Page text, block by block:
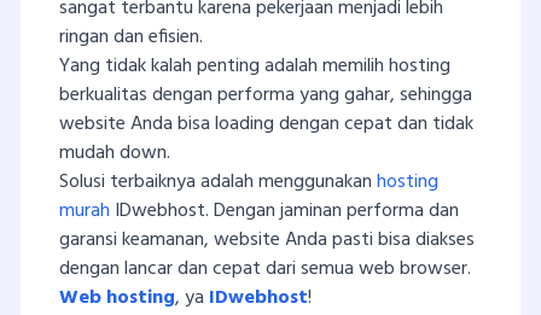
sangat terbantu karena pekerjaan menjadi lebih
ringan dan efisien.
Yang tidak kalah penting adalah memilih hosting
berkualitas dengan performa yang gahar, sehingga
website Anda bisa loading dengan cepat dan tidak
mudah down.
Solusi terbaiknya adalah menggunakanhosting
murah IDwebhost. Dengan jaminan performa dan
garansi keamanan, website Anda pasti bisa diakses
dengan lancar dan cepat dari semua web browser.
Web hosting, ya IDwebhost!